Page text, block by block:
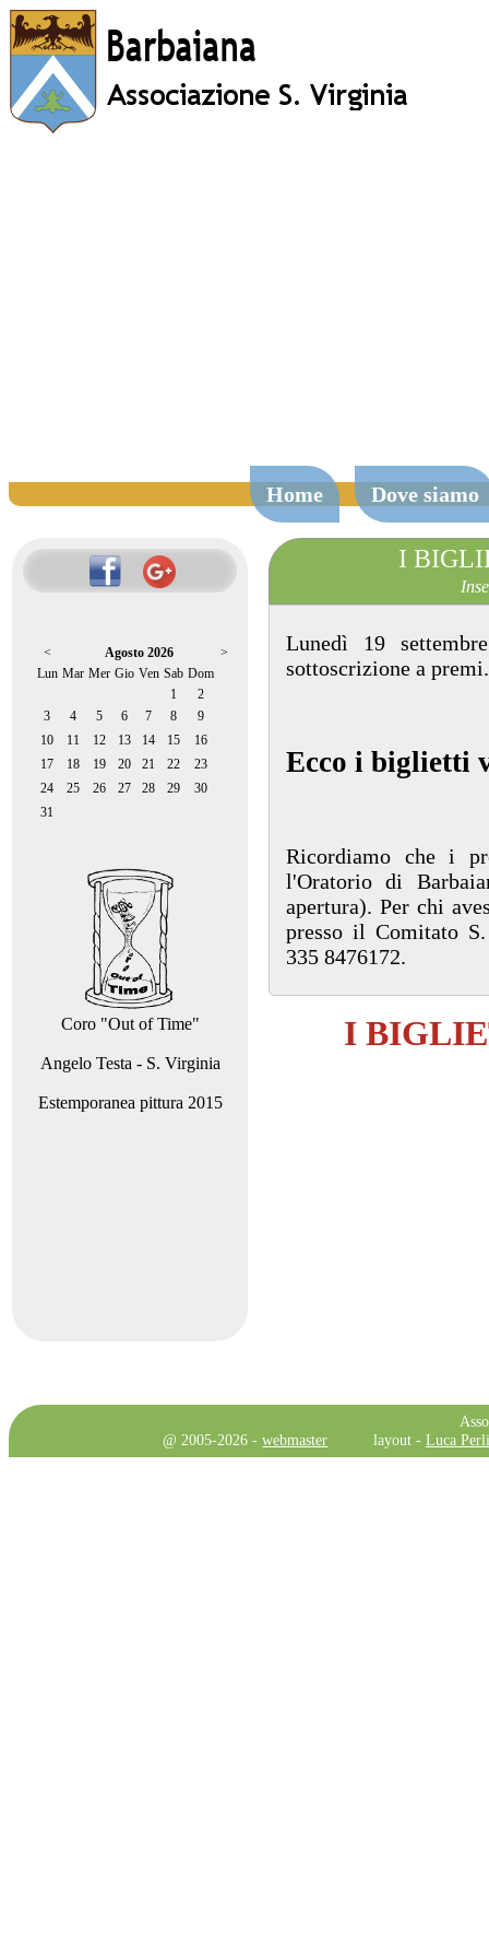
Home Dove siamo
< Agosto 2026
>
Lun Mar Mer Gio Ven Sab Dom
1
2
3
4 5 6 7 8
9
10
11 12 13 14 15
16
17
18 19 20 21 22
23
24
25 26 27 28 29
30
31
Coro "Out of Time"
Angelo Testa - S. Virginia
Estemporanea pittura 2015
I
Lunedì 19
sottoscrizione a premi.
Ecco i biglietti
Ricordiamo che i
l'Oratorio di
apertura). Per chi
presso il Comitato
335 8476172.
I
@ 2005-2026 -webmaster layout - Luca